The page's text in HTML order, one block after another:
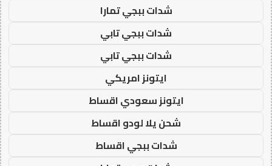
شدات ببجي تمارا
شدات ببجي تابي
شدات ببجي تابي
ايتونز امريكي
ايتونز سعودي اقساط
شحن يلا لودو اقساط
شدات ببجي اقساط